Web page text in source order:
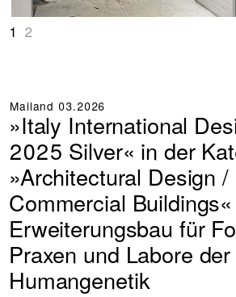
1 2
Mailand 03.2026
»Italy International
2025 Silver« in der
»Architectural Design /
Commercial
Erweiterungsbau für
Praxen und Labore der
Humangenetik